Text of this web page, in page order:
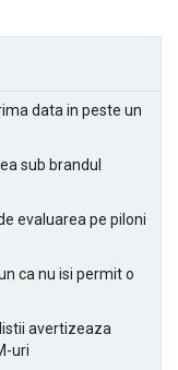
data in peste un
sub brandul
evaluarea pe piloni
ca nu isi permit o
avertizeaza
uri